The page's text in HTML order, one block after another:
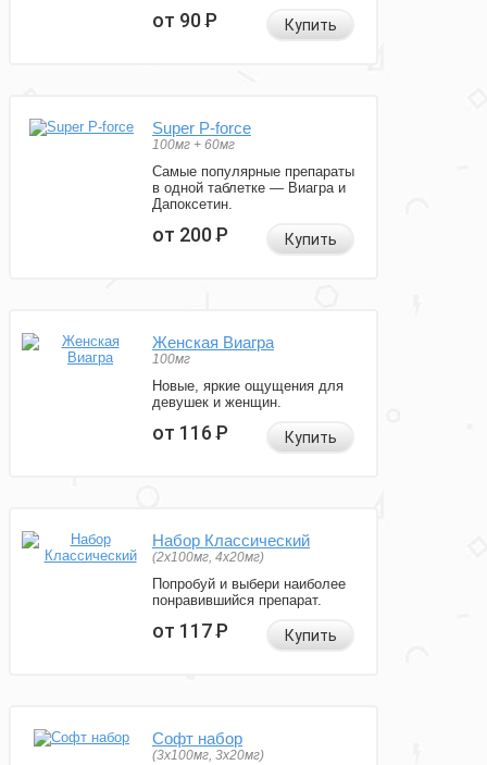
от 90Р Купить
Super P-force
100мг + 60мг
Самые популярные препараты
в одной таблетке — Виагра и
Дапоксетин.
от 200Р Купить
Женская Виагра
100мг
Новые, яркие ощущения для
девушек и женщин.
от 116Р Купить
Набор Классический
(2x100мг, 4x20мг)
Попробуй и выбери наиболее
понравившийся препарат.
от 117Р Купить
Софт набор
(3x100мг, 3x20мг)